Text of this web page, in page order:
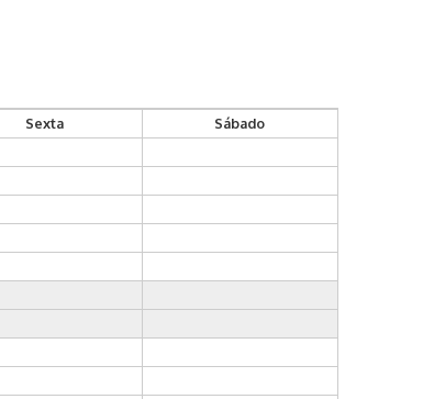
Sexta
Sábado